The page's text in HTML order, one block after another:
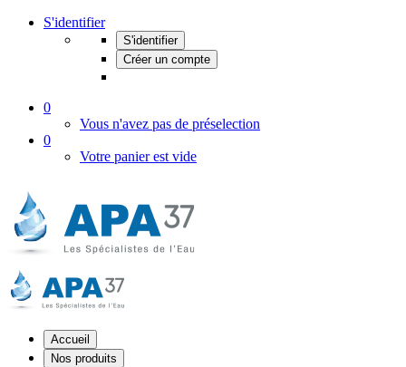
S'identifier
S'identifier
Créer un compte
0
Vous n'avez pas de préselection
0
Votre panier est vide
Accueil
Nos produits